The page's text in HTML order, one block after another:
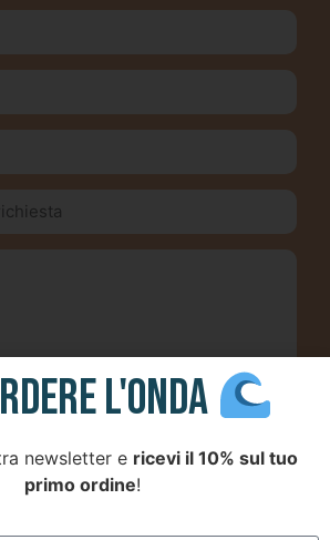
modulo, accetto l'informativa
L'ONDA
newsletter e ricevi il 10% sul tuo
primo ordine!